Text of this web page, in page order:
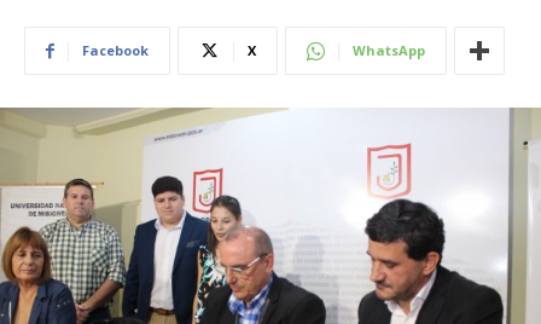
Facebook X WhatsApp